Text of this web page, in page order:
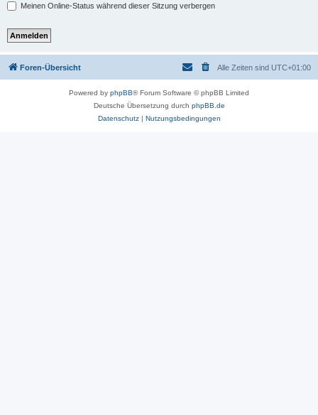
Meinen Online-Status während dieser Sitzung verbergen
Foren-Übersicht Alle Zeiten sind UTC+01:00
Powered by phpBB® Forum Software © phpBB Limited
Deutsche Übersetzung durch phpBB.de
Datenschutz| Nutzungsbedingungen